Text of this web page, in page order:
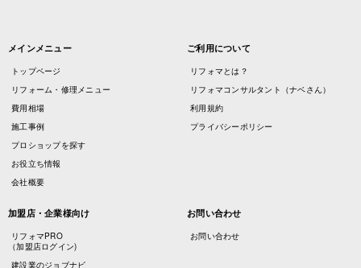
メインメニュー
トップページ
リフォーム・修理メニュー
費用相場
施工事例
プロショップを探す
お役立ち情報
会社概要
ご利用について
リフォマとは？
リフォマコンサルタント（ナベさん）
利用規約
プライバシーポリシー
加盟店・企業様向け
リフォマPRO
（加盟店ログイン)
建設業のジョブナビ
お問い合わせ
お問い合わせ